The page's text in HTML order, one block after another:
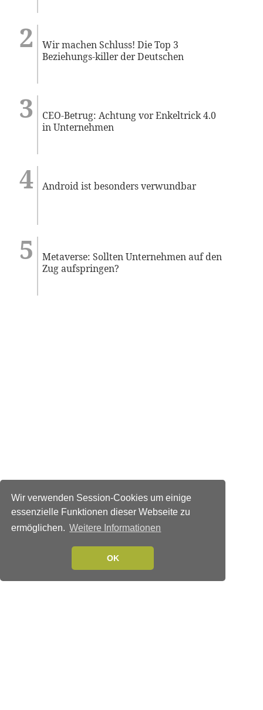
Wir verwenden Session-Cookies um einige
essenzielle Funktionen dieser Webseite zu
ermöglichen. Weitere Informationen
OK
Wir machen Schluss! Die Top 3
Beziehungs-killer der Deutschen
CEO-Betrug: Achtung vor Enkeltrick 4.0
in Unternehmen
Android ist besonders verwundbar
Metaverse: Sollten Unternehmen auf den
Zug aufspringen?